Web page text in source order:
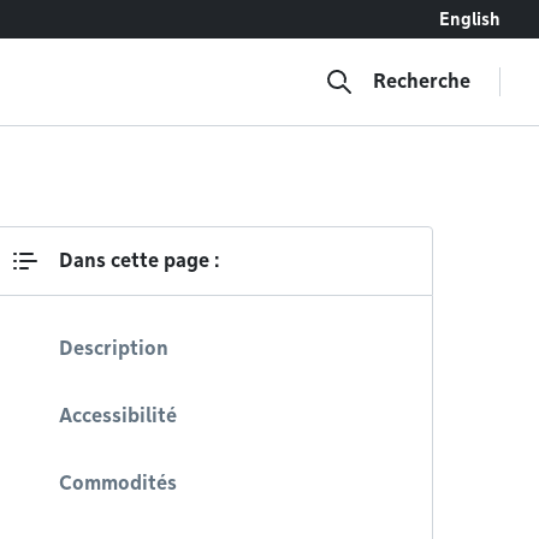
English
Recherche
Dans cette page :
Description
Accessibilité
Commodités